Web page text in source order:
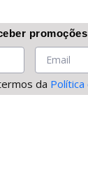
promoções
da Política